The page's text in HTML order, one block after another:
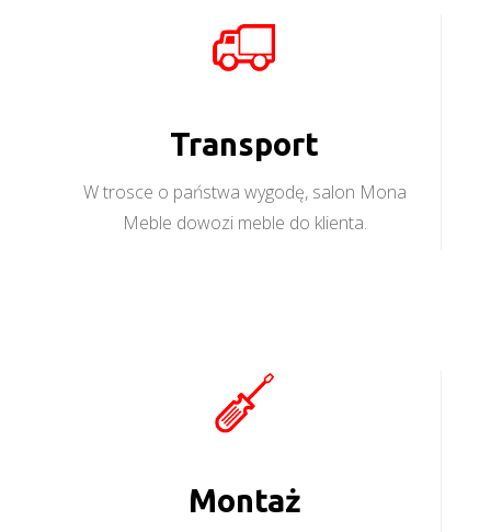
Transport
W trosce o państwa wygodę, salon Mona
Meble dowozi meble do klienta.
Montaż